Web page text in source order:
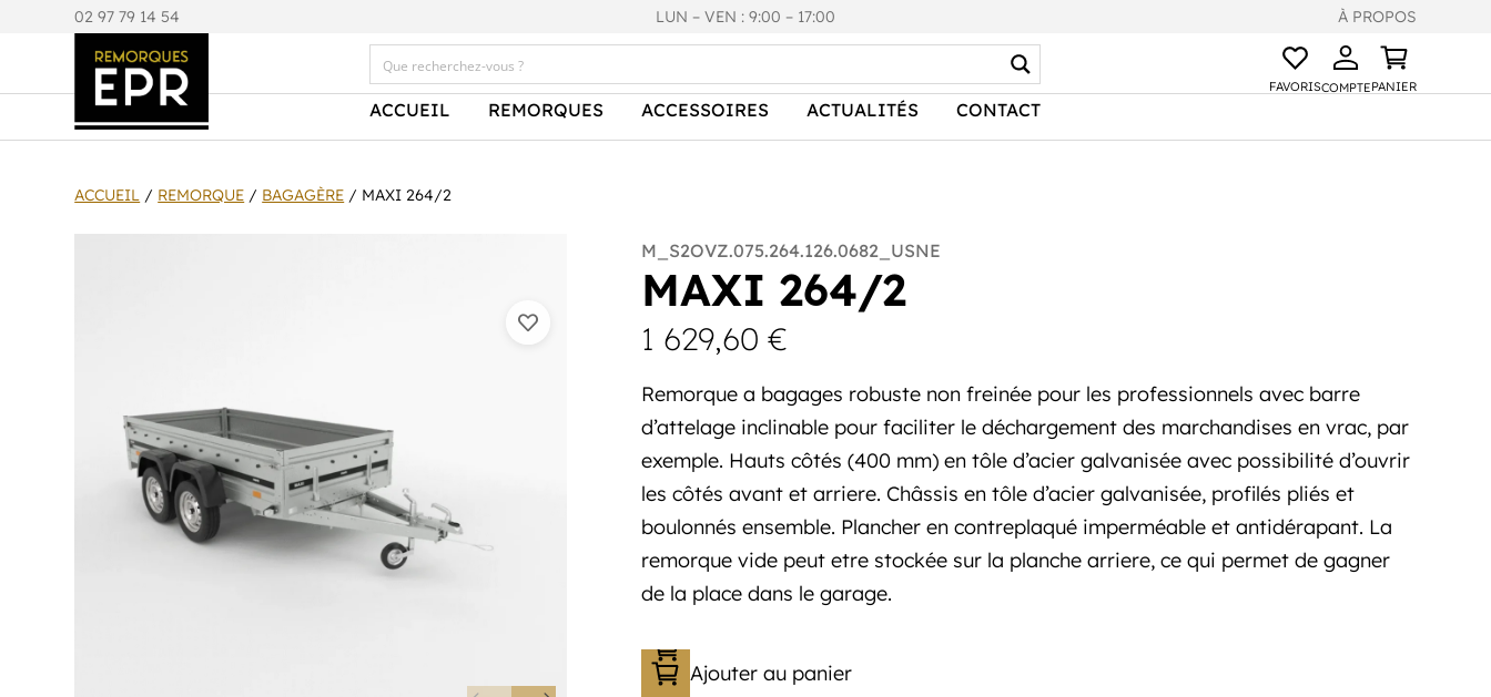
02 97 79 14 54 LUN – VEN : 9:00 – 17:00 À PROPOS
ACCUEIL REMORQUES ACCESSOIRES ACTUALITÉS CONTACT
FAVORISCOMPTEPANIER
ACCUEIL / REMORQUE / BAGAGÈRE / MAXI 264/2
M_S2OVZ.075.264.126.0682_USNE
MAXI 264/2
1 629,60 €
Remorque a bagages robuste non freinée pour les professionnels avec barre
d’attelage inclinable pour faciliter le déchargement des marchandises en vrac, par
exemple. Hauts côtés (400 mm) en tôle d’acier galvanisée avec possibilité d’ouvrir
les côtés avant et arriere. Châssis en tôle d’acier galvanisée, profilés pliés et
boulonnés ensemble. Plancher en contreplaqué imperméable et antidérapant. La
remorque vide peut etre stockée sur la planche arriere, ce qui permet de gagner
de la place dans le garage.
Ajouter au panier